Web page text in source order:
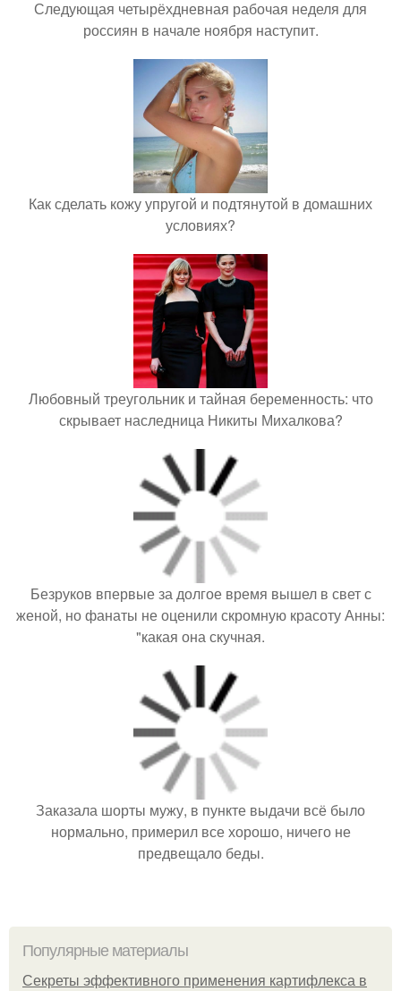
Следующая четырёхдневная рабочая неделя для
россиян в начале ноября наступит.
Как сделать кожу упругой и подтянутой в домашних
условиях?
Любовный треугольник и тайная беременность: что
скрывает наследница Никиты Михалкова?
Безруков впервые за долгое время вышел в свет с
женой, но фанаты не оценили скромную красоту Анны:
"какая она скучная.
Заказала шорты мужу, в пункте выдачи всё было
нормально, примерил все хорошо, ничего не
предвещало беды.
Популярные материалы
Секреты эффективного применения картифлекса в